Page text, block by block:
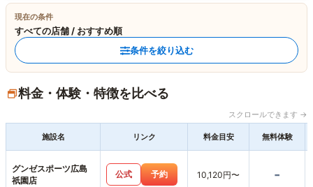
現在の条件
すべての店舗 / おすすめ順
条件を絞り込む
料金・体験・特徴を比べる
スクロールできます →
施設名 リンク 料金目安 無料体験
グンゼスポーツ広島
祇園店
公式 予約 10,120円〜 -